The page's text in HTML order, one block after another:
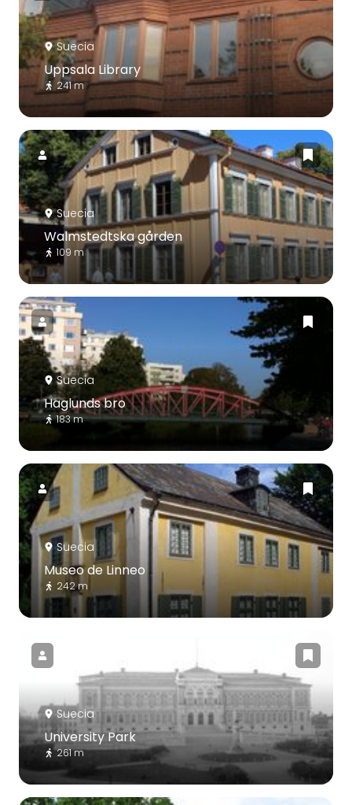
Suecia
Uppsala Library
241 m
Suecia
Walmstedtska gården
109 m
Suecia
Haglunds bro
183 m
Suecia
Museo de Linneo
242 m
Suecia
University Park
261 m